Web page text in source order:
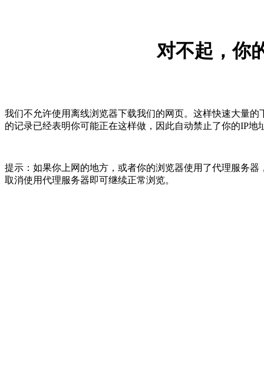
对不起，你
我们不允许使用离线浏览器下载我们的网页。这样快速大量
的记录已经表明你可能正在这样做，因此自动禁止了你的IP
提示：如果你上网的地方，或者你的浏览器使用了代理服务
取消使用代理服务器即可继续正常浏览。